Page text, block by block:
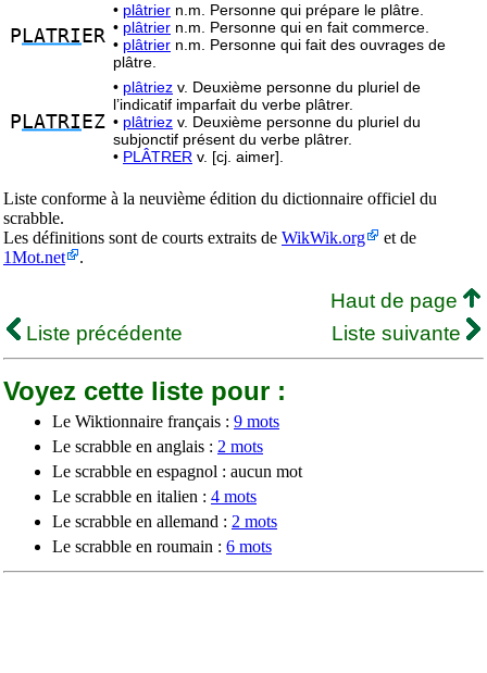
P LATRI ER
• plâtrier n.m. Personne qui prépare le plâtre.
• plâtrier n.m. Personne qui en fait commerce.
• plâtrier n.m. Personne qui fait des ouvrages de
plâtre.
P LATRI EZ
• plâtriez v. Deuxième personne du pluriel de
l’indicatif imparfait du verbe plâtrer.
• plâtriez v. Deuxième personne du pluriel du
subjonctif présent du verbe plâtrer.
• PLÂTRER v. [cj. aimer].
Liste conforme à la neuvième édition du dictionnaire officiel du
scrabble.
Les définitions sont de courts extraits de WikWik.org
et de
1Mot.net
.
Haut de page
Liste précédente
Liste suivante
Voyez cette liste pour :
Le Wiktionnaire français : 9 mots
Le scrabble en anglais : 2 mots
Le scrabble en espagnol : aucun mot
Le scrabble en italien : 4 mots
Le scrabble en allemand : 2 mots
Le scrabble en roumain : 6 mots